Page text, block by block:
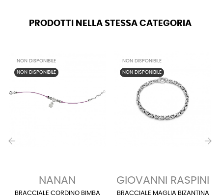
PRODOTTI NELLA STESSA CATEGORIA
NON DISPONIBILE
NON DISPONIBILE
NANAN
BRACCIALE CORDINO BIMBA
NON DISPONIBILE
NON DISPONIBILE
GIOVANNI RASPINI
BRACCIALE MAGLIA BIZANTINA